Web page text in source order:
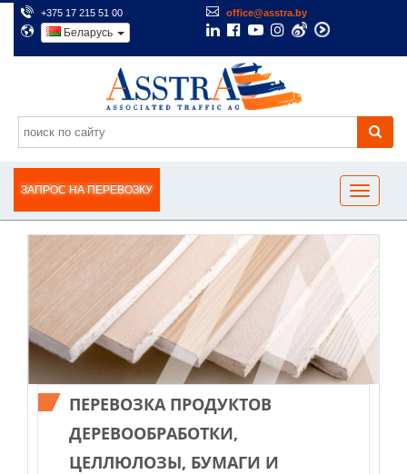
+375 17 215 51 00 office@asstra.by
Беларусь
ЗАПРОС НА ПЕРЕВОЗКУ
ПЕРЕВОЗКА ПРОДУКТОВ
ДЕРЕВООБРАБОТКИ,
ЦЕЛЛЮЛОЗЫ, БУМАГИ И